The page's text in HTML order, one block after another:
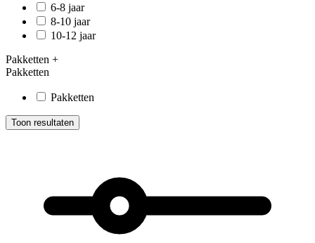
6-8 jaar
8-10 jaar
10-12 jaar
Pakketten +
Pakketten
Pakketten
Toon resultaten